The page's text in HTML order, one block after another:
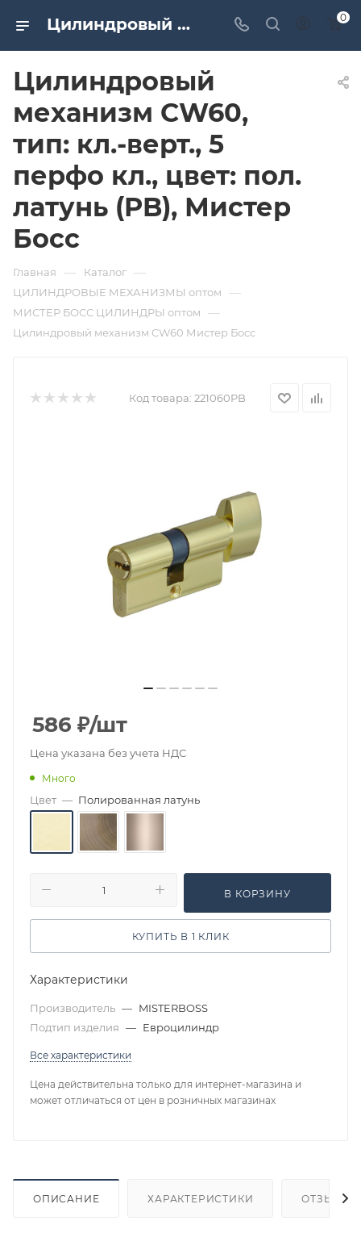
Цилиндровый механизм CW60, тип: кл.-верт., 5 перфо кл., цвет: пол. латунь (PB), Мистер Босс. Дверная и мебельная фурнитура САМИР-КИЛИТ | Оптовые поставки 0
Цилиндровый
механизм CW60,
тип: кл.-верт., 5
перфо кл., цвет: пол.
латунь (PB), Мистер
Босс
Главная — Каталог —
ЦИЛИНДРОВЫЕ МЕХАНИЗМЫ оптом —
МИСТЕР БОСС ЦИЛИНДРЫ оптом —
Цилиндровый механизм CW60 Мистер Босс
Код товара: 221060PB
586 ₽/шт
Цена указана без учета НДС
Много
Цвет — Полированная латунь
В КОРЗИНУ
КУПИТЬ В 1 КЛИК
Характеристики
Производитель — MISTERBOSS
Подтип изделия — Евроцилиндр
Все характеристики
Цена действительна только для интернет-магазина и
может отличаться от цен в розничных магазинах
ОПИСАНИЕ ХАРАКТЕРИСТИКИ ОТЗЫВЫ